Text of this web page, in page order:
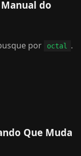
do
por octal .
Que Muda